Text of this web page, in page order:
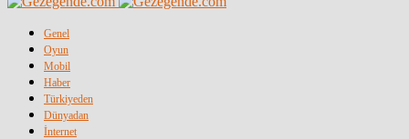
Genel
Oyun
Mobil
Haber
Türkiyeden
Dünyadan
İnternet